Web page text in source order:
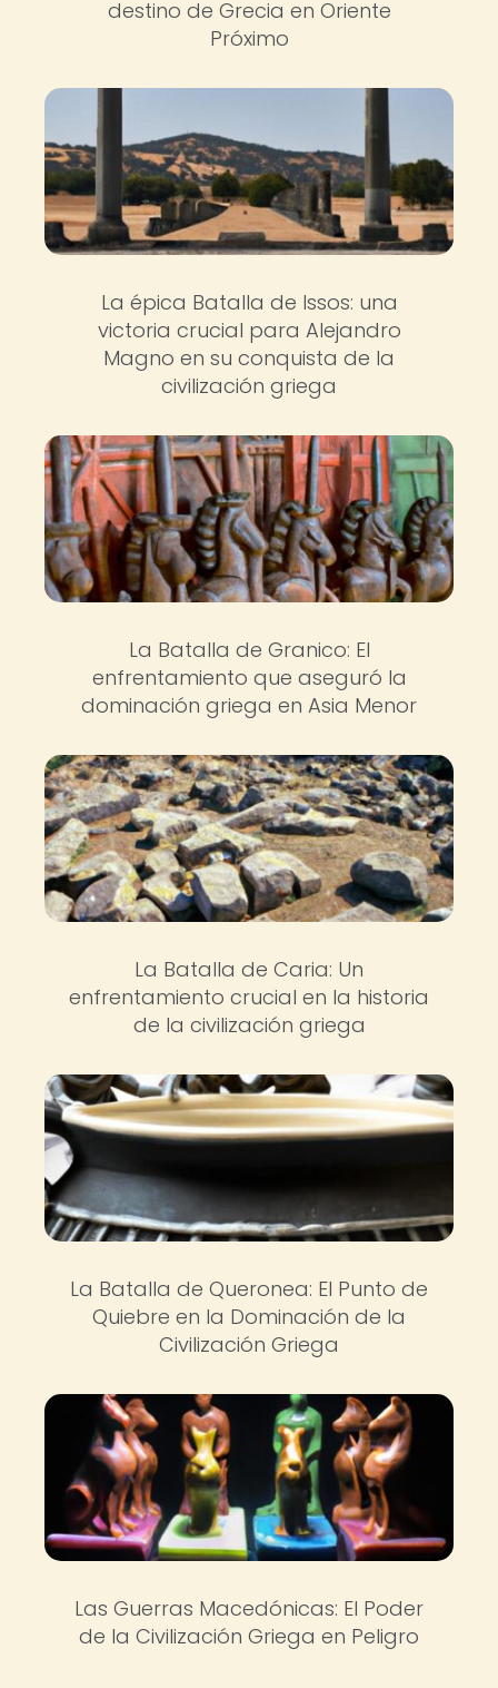
destino de Grecia en Oriente
Próximo
La épica Batalla de Issos: una
victoria crucial para Alejandro
Magno en su conquista de la
civilización griega
La Batalla de Granico: El
enfrentamiento que aseguró la
dominación griega en Asia Menor
La Batalla de Caria: Un
enfrentamiento crucial en la historia
de la civilización griega
La Batalla de Queronea: El Punto de
Quiebre en la Dominación de la
Civilización Griega
Las Guerras Macedónicas: El Poder
de la Civilización Griega en Peligro